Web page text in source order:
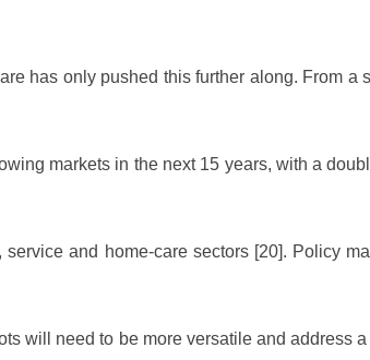
has only pushed this further along. From a
markets in the next 15 years, with a
and home-care sectors [20]. Policy
will need to be more versatile and address